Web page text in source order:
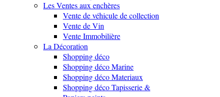
Les Ventes aux enchères
Vente de véhicule de collection
Vente de Vin
Vente Immobilière
La Décoration
Shopping déco
Shopping déco Marine
Shopping déco Materiaux
Shopping déco Tapisserie &